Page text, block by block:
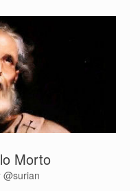
Morto
@surian